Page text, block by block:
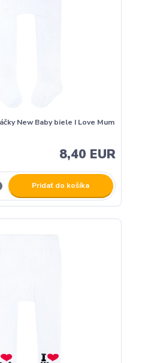
New Baby biele I Love Mum
8,40 EUR
Pridať do košíka